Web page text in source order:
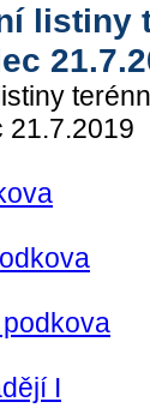
listiny
21.7.2019
I